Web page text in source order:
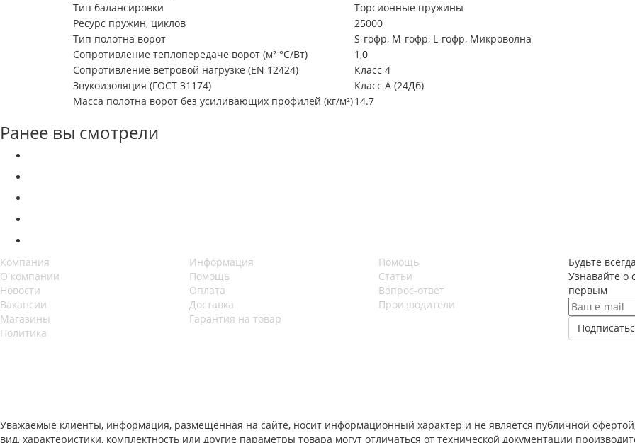
Тип балансировки
Торсионные пружины
Ресурс пружин, циклов
25000
Тип полотна ворот
S-гофр, М-гофр, L-гофр, Микроволна
Сопротивление теплопередаче ворот (м² °С/Вт)
1,0
Сопротивление ветровой нагрузке (EN 12424)
Класс 4
Звукоизоляция (ГОСТ 31174)
Класс А (24Дб)
Масса полотна ворот без усиливающих профилей (кг/м²)14.7
Ранее вы смотрели
Компания
О компании
Новости
Вакансии
Магазины
Политика
Информация
Помощь
Оплата
Доставка
Гарантия на товар
Помощь
Статьи
Вопрос-ответ
Производители
Будьте
Узнавайте о
первым
Уважаемые клиенты, информация, размещенная на сайте, носит информационный характер и не является публичной
вид, характеристики, комплектность или другие параметры товара могут отличаться от технической документации